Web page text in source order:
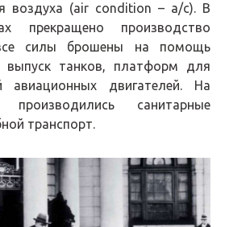
воздуха (air condition – a/c). В
прекращено производство
силы брошены на помощь
танков, платформ для
авиационных двигателей. На
санитарные
транспорт.